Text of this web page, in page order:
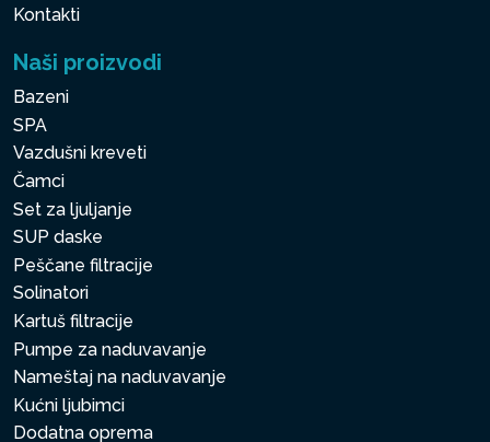
Kontakti
Naši proizvodi
Bazeni
SPA
Vazdušni kreveti
Čamci
Set za ljuljanje
SUP daske
Peščane filtracije
Solinatori
Kartuš filtracije
Pumpe za naduvavanje
Nameštaj na naduvavanje
Kućni ljubimci
Dodatna oprema